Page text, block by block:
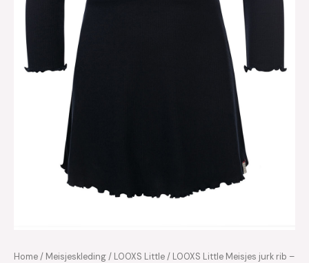
Home/ Meisjeskleding/ LOOXS Little/ LOOXS Little Meisjes jurk rib –